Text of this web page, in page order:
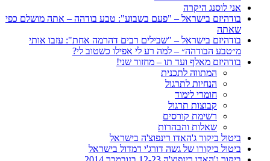
אני לוסנג היקרה
בודהיזם בישראל – "פעם בשבוע": טבע בודהה – אתה מושלם כפי
שאתה
בודהיזם בישראל – "שבילים רבים דהרמה אחת": עזבו אותי
מ״טבע הבודהה״ – למה רע לי אפילו כשטוב לי?
בודהיזם מאלף ועד תו – מחזור שני!
המתווה לתכנית
הנחיות לתרגול
חומרי לימוד
קבוצות תרגול
רשימת קורסים
שאלות והבהרות
ביטול ביקור ג'האדו רינפוצ'ה בישראל
ביטול ביקורו של גשה דורג'י דמדול בישראל